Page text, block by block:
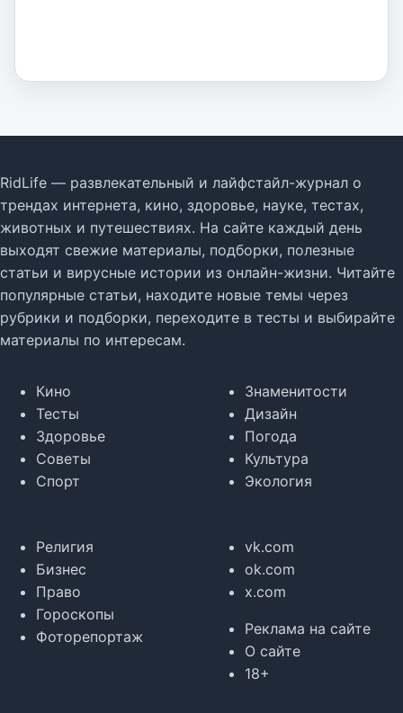
RidLife — развлекательный и лайфстайл-журнал о
трендах интернета, кино, здоровье, науке, тестах,
животных и путешествиях. На сайте каждый день
выходят свежие материалы, подборки, полезные
статьи и вирусные истории из онлайн-жизни. Читайте
популярные статьи, находите новые темы через
рубрики и подборки, переходите в тесты и выбирайте
материалы по интересам.
Кино
Тесты
Здоровье
Советы
Спорт
Знаменитости
Дизайн
Погода
Культура
Экология
Религия
Бизнес
Право
Гороскопы
Фоторепортаж
vk.com
ok.com
x.com
Реклама на сайте
О сайте
18+